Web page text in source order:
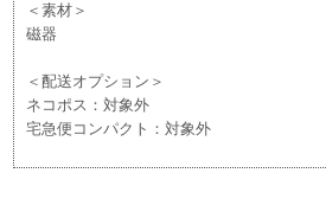
＜素材＞
磁器
＜配送オプション＞
ネコポス：対象外
宅急便コンパクト：対象外